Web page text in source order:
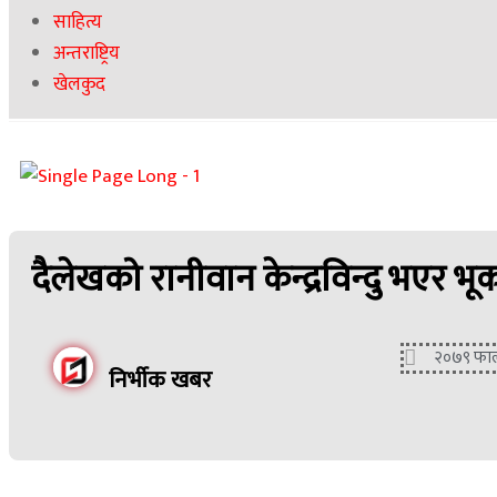
साहित्य
अन्तराष्ट्रिय
खेलकुद
दैलेखको रानीवान केन्द्रविन्दु भएर
निर्भीक खबर
२०७९